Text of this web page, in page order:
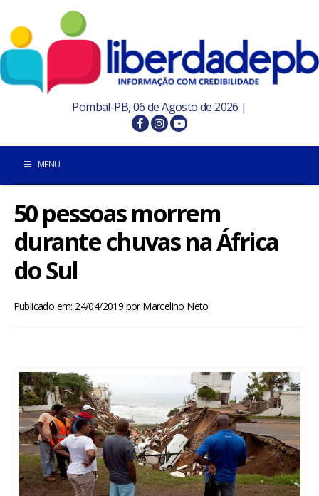
Pombal-PB, 06 de Agosto de 2026 |
MENU
INÍCIO
POMBAL E REGIÃO
BRASIL
ESPORTES
ENTRETENIMENTO
ENQUETE
50 pessoas morrem
durante chuvas na África
do Sul
Publicado em: 24/04/2019 porMarcelino Neto